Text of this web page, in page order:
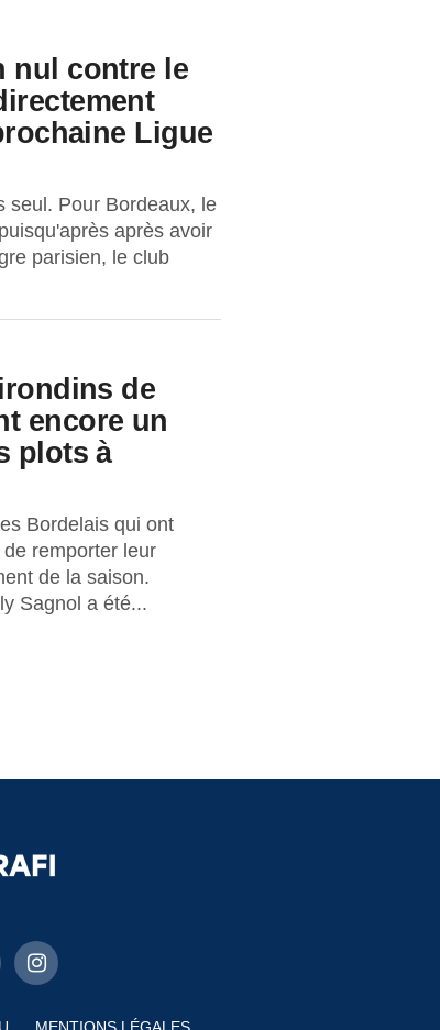
nul contre le
Ligue
seul. Pour Bordeaux, le
après avoir
parisien, le club
de
encore un
plots à
Bordelais qui ont
remporter leur
de la saison.
Sagnol a été...